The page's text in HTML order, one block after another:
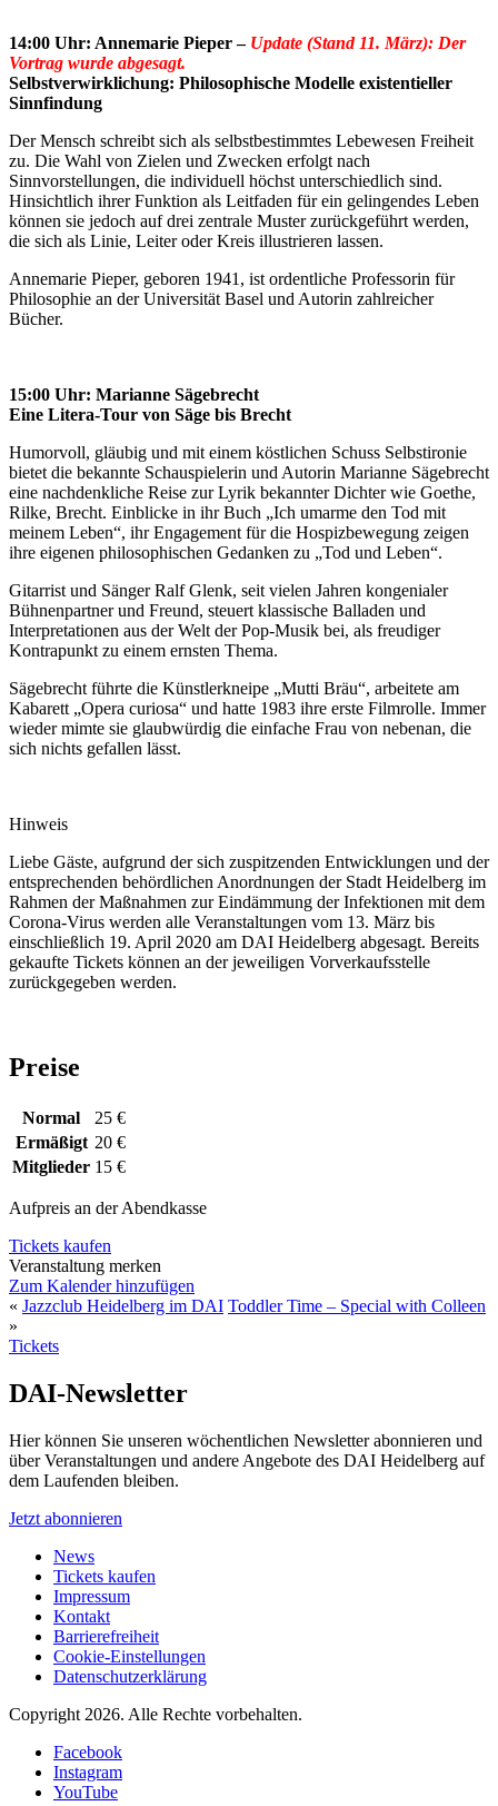
14:00 Uhr: Annemarie Pieper – Update (Stand 11. März): Der
Vortrag wurde abgesagt.
Selbstverwirklichung: Philosophische Modelle existentieller
Sinnfindung
Der Mensch schreibt sich als selbstbestimmtes Lebewesen Freiheit
zu. Die Wahl von Zielen und Zwecken erfolgt nach
Sinnvorstellungen, die individuell höchst unterschiedlich sind.
Hinsichtlich ihrer Funktion als Leitfaden für ein gelingendes Leben
können sie jedoch auf drei zentrale Muster zurückgeführt werden,
die sich als Linie, Leiter oder Kreis illustrieren lassen.
Annemarie Pieper, geboren 1941, ist ordentliche Professorin für
Philosophie an der Universität Basel und Autorin zahlreicher
Bücher.
15:00 Uhr: Marianne Sägebrecht
Eine Litera-Tour von Säge bis Brecht
Humorvoll, gläubig und mit einem köstlichen Schuss Selbstironie
bietet die bekannte Schauspielerin und Autorin Marianne Sägebrecht
eine nachdenkliche Reise zur Lyrik bekannter Dichter wie Goethe,
Rilke, Brecht. Einblicke in ihr Buch „Ich umarme den Tod mit
meinem Leben“, ihr Engagement für die Hospizbewegung zeigen
ihre eigenen philosophischen Gedanken zu „Tod und Leben“.
Gitarrist und Sänger Ralf Glenk, seit vielen Jahren kongenialer
Bühnenpartner und Freund, steuert klassische Balladen und
Interpretationen aus der Welt der Pop-Musik bei, als freudiger
Kontrapunkt zu einem ernsten Thema.
Sägebrecht führte die Künstlerkneipe „Mutti Bräu“, arbeitete am
Kabarett „Opera curiosa“ und hatte 1983 ihre erste Filmrolle. Immer
wieder mimte sie glaubwürdig die einfache Frau von nebenan, die
sich nichts gefallen lässt.
Hinweis
Liebe Gäste, aufgrund der sich zuspitzenden Entwicklungen und der
entsprechenden behördlichen Anordnungen der Stadt Heidelberg im
Rahmen der Maßnahmen zur Eindämmung der Infektionen mit dem
Corona-Virus werden alle Veranstaltungen vom 13. März bis
einschließlich 19. April 2020 am DAI Heidelberg abgesagt. Bereits
gekaufte Tickets können an der jeweiligen Vorverkaufsstelle
zurückgegeben werden.
Preise
Normal
25 €
Ermäßigt 20 €
Mitglieder 15 €
Aufpreis an der Abendkasse
Tickets kaufen
Veranstaltung merken
Zum Kalender hinzufügen
« Jazzclub Heidelberg im DAI Toddler Time – Special with Colleen
»
Tickets
DAI-Newsletter
Hier können Sie unseren wöchentlichen Newsletter abonnieren und
über Veranstaltungen und andere Angebote des DAI Heidelberg auf
dem Laufenden bleiben.
Jetzt abonnieren
News
Tickets kaufen
Impressum
Kontakt
Barrierefreiheit
Cookie-Einstellungen
Datenschutzerklärung
Copyright 2026. Alle Rechte vorbehalten.
Facebook
Instagram
YouTube